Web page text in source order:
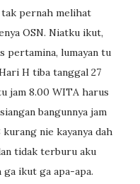
tak pernah melihat
OSN. Niatku ikut,
pertamina, lumayan tu
H tiba tanggal 27
jam 8.00 WITA harus
bangunnya jam
nie kayanya dah
tidak terburu aku
ikut ga apa-apa.